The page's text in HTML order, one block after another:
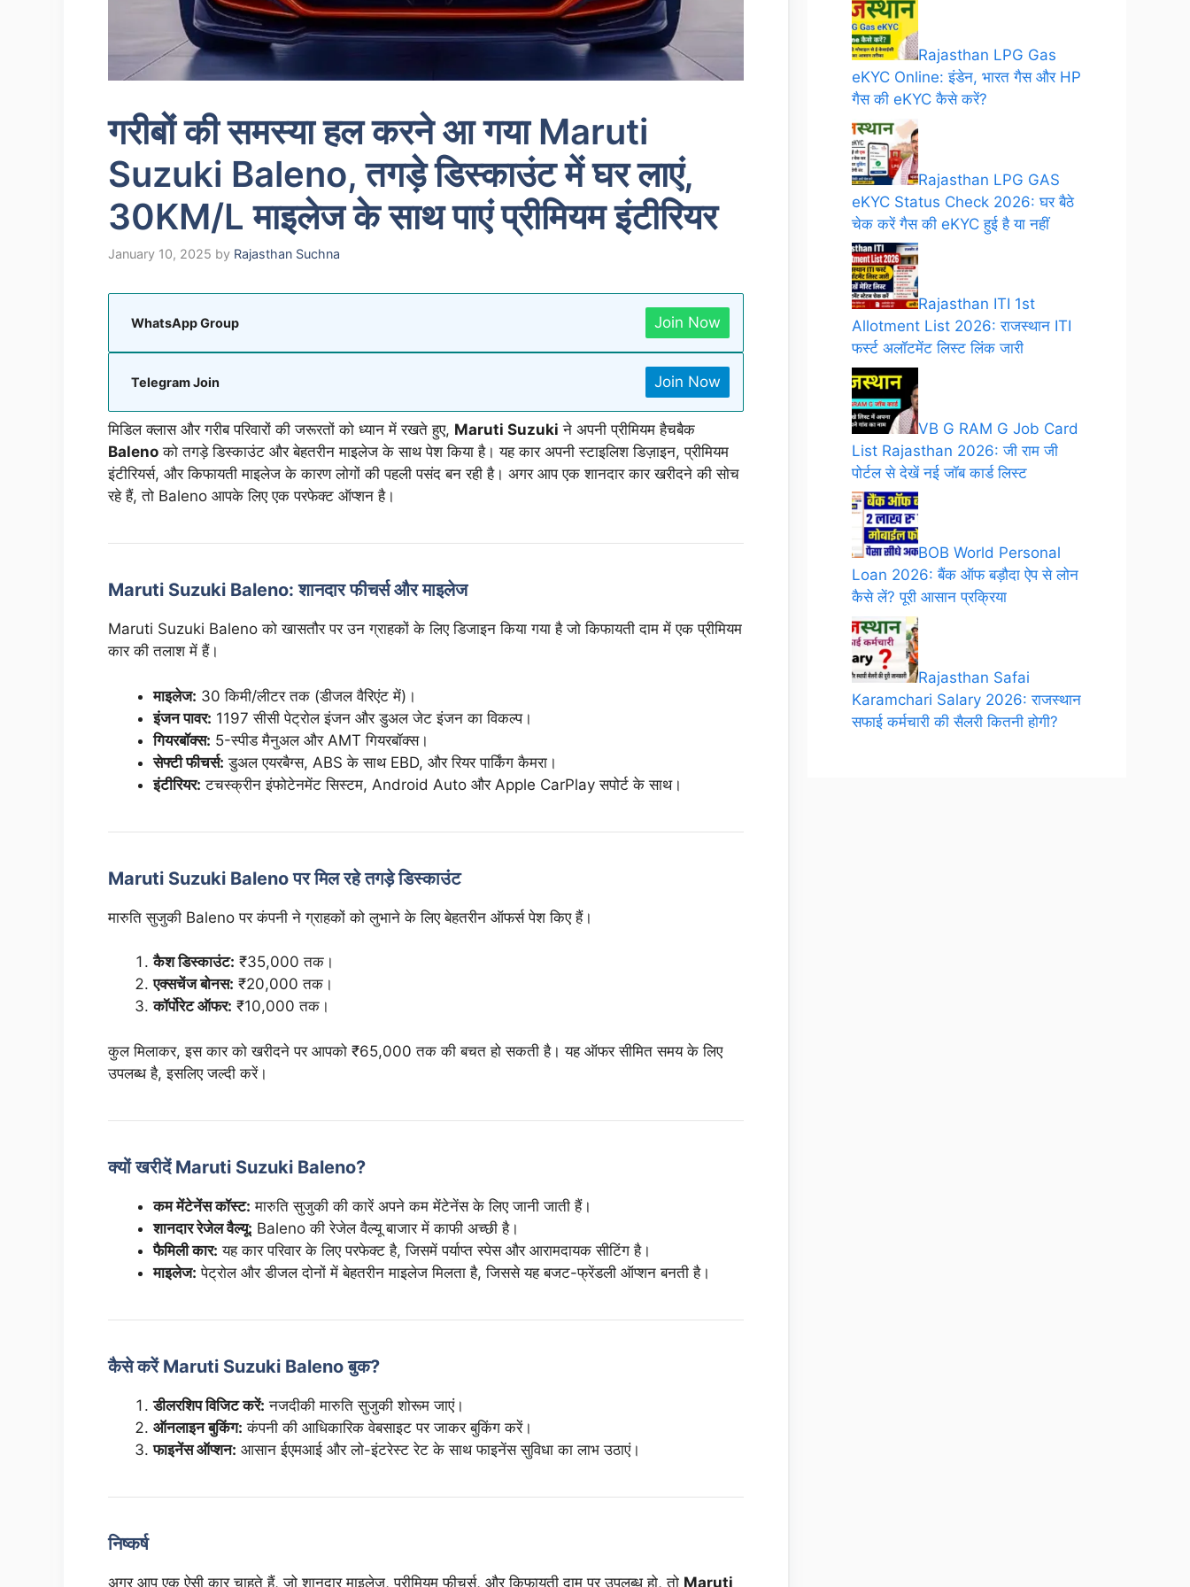
गरीबों की समस्या हल करने आ गया Maruti
Suzuki Baleno, तगड़े डिस्काउंट में घर लाएं,
30KM/L माइलेज के साथ पाएं प्रीमियम इंटीरियर
January 10, 2025 by Rajasthan Suchna
WhatsApp Group Join Now
Telegram Join Join Now
मिडिल क्लास और गरीब परिवारों की जरूरतों को ध्यान में रखते हुए, Maruti Suzuki ने अपनी प्रीमियम हैचबैक
Baleno को तगड़े डिस्काउंट और बेहतरीन माइलेज के साथ पेश किया है। यह कार अपनी स्टाइलिश डिज़ाइन, प्रीमियम
इंटीरियर्स, और किफायती माइलेज के कारण लोगों की पहली पसंद बन रही है। अगर आप एक शानदार कार खरीदने की सोच
रहे हैं, तो Baleno आपके लिए एक परफेक्ट ऑप्शन है।
Maruti Suzuki Baleno: शानदार फीचर्स और माइलेज
Maruti Suzuki Baleno को खासतौर पर उन ग्राहकों के लिए डिजाइन किया गया है जो किफायती दाम में एक प्रीमियम
कार की तलाश में हैं।
माइलेज: 30 किमी/लीटर तक (डीजल वैरिएंट में)।
इंजन पावर: 1197 सीसी पेट्रोल इंजन और डुअल जेट इंजन का विकल्प।
गियरबॉक्स: 5-स्पीड मैनुअल और AMT गियरबॉक्स।
सेफ्टी फीचर्स: डुअल एयरबैग्स, ABS के साथ EBD, और रियर पार्किंग कैमरा।
इंटीरियर: टचस्क्रीन इंफोटेनमेंट सिस्टम, Android Auto और Apple CarPlay सपोर्ट के साथ।
Maruti Suzuki Baleno पर मिल रहे तगड़े डिस्काउंट
मारुति सुजुकी Baleno पर कंपनी ने ग्राहकों को लुभाने के लिए बेहतरीन ऑफर्स पेश किए हैं।
कैश डिस्काउंट: ₹35,000 तक।
एक्सचेंज बोनस: ₹20,000 तक।
कॉर्पोरेट ऑफर: ₹10,000 तक।
कुल मिलाकर, इस कार को खरीदने पर आपको ₹65,000 तक की बचत हो सकती है। यह ऑफर सीमित समय के लिए
उपलब्ध है, इसलिए जल्दी करें।
क्यों खरीदें Maruti Suzuki Baleno?
कम मेंटेनेंस कॉस्ट: मारुति सुजुकी की कारें अपने कम मेंटेनेंस के लिए जानी जाती हैं।
शानदार रेजेल वैल्यू: Baleno की रेजेल वैल्यू बाजार में काफी अच्छी है।
फैमिली कार: यह कार परिवार के लिए परफेक्ट है, जिसमें पर्याप्त स्पेस और आरामदायक सीटिंग है।
माइलेज: पेट्रोल और डीजल दोनों में बेहतरीन माइलेज मिलता है, जिससे यह बजट-फ्रेंडली ऑप्शन बनती है।
कैसे करें Maruti Suzuki Baleno बुक?
डीलरशिप विजिट करें: नजदीकी मारुति सुजुकी शोरूम जाएं।
ऑनलाइन बुकिंग: कंपनी की आधिकारिक वेबसाइट पर जाकर बुकिंग करें।
फाइनेंस ऑप्शन: आसान ईएमआई और लो-इंटरेस्ट रेट के साथ फाइनेंस सुविधा का लाभ उठाएं।
निष्कर्ष
अगर आप एक ऐसी कार चाहते हैं, जो शानदार माइलेज, प्रीमियम फीचर्स, और किफायती दाम पर उपलब्ध हो, तो Maruti
Rajasthan LPG Gas
eKYC Online: इंडेन, भारत गैस और HP
गैस की eKYC कैसे करें?
Rajasthan LPG GAS
eKYC Status Check 2026: घर बैठे
चेक करें गैस की eKYC हुई है या नहीं
Rajasthan ITI 1st
Allotment List 2026: राजस्थान ITI
फर्स्ट अलॉटमेंट लिस्ट लिंक जारी
VB G RAM G Job Card
List Rajasthan 2026: जी राम जी
पोर्टल से देखें नई जॉब कार्ड लिस्ट
BOB World Personal
Loan 2026: बैंक ऑफ बड़ौदा ऐप से लोन
कैसे लें? पूरी आसान प्रक्रिया
Rajasthan Safai
Karamchari Salary 2026: राजस्थान
सफाई कर्मचारी की सैलरी कितनी होगी?